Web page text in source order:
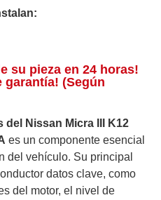
su pieza en 24 horas!
garantía! (Según
Nissan Micra III K12
es un componente esencial
del vehículo. Su principal
datos clave, como
del motor, el nivel de